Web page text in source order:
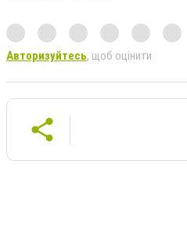
Авторизуйтесь, щоб оцінити